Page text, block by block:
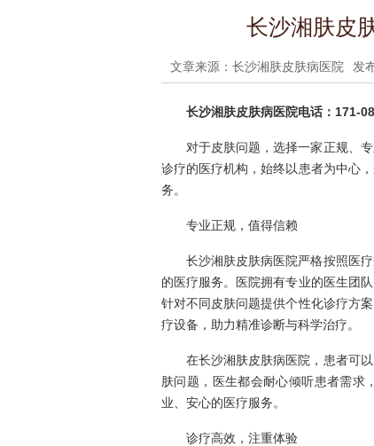
长沙湘肤皮
文章来源：长沙湘肤皮肤病医院 发
长沙湘肤皮肤病医院电话：171-
对于皮肤问题，选择一家正规、
诊疗的医疗机构，始终以患者为中心
务。
专业正规，值得信赖
长沙湘肤皮肤病医院严格按照医
的医疗服务。医院拥有专业的医生团
针对不同皮肤问题提供个性化诊疗方
疗设备，助力精准诊断与科学治疗。
在长沙湘肤皮肤病医院，患者可
肤问题，医生都会耐心倾听患者需求
业、安心的医疗服务。
诊疗高效，注重体验